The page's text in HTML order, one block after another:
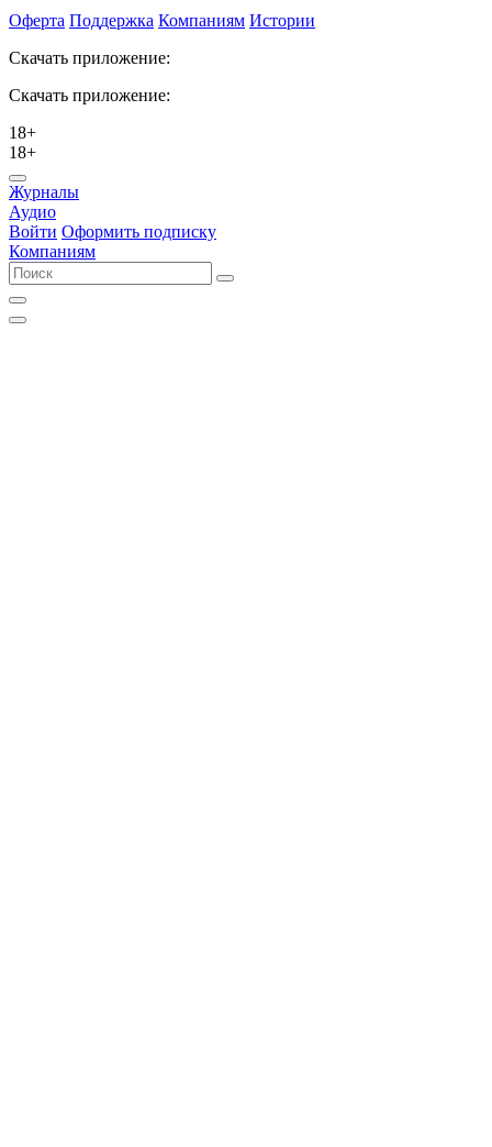
Оферта Поддержка Компаниям Истории
Скачать приложение:
Скачать приложение:
18+
18+
Журналы
Аудио
Войти Оформить подписку
Компаниям